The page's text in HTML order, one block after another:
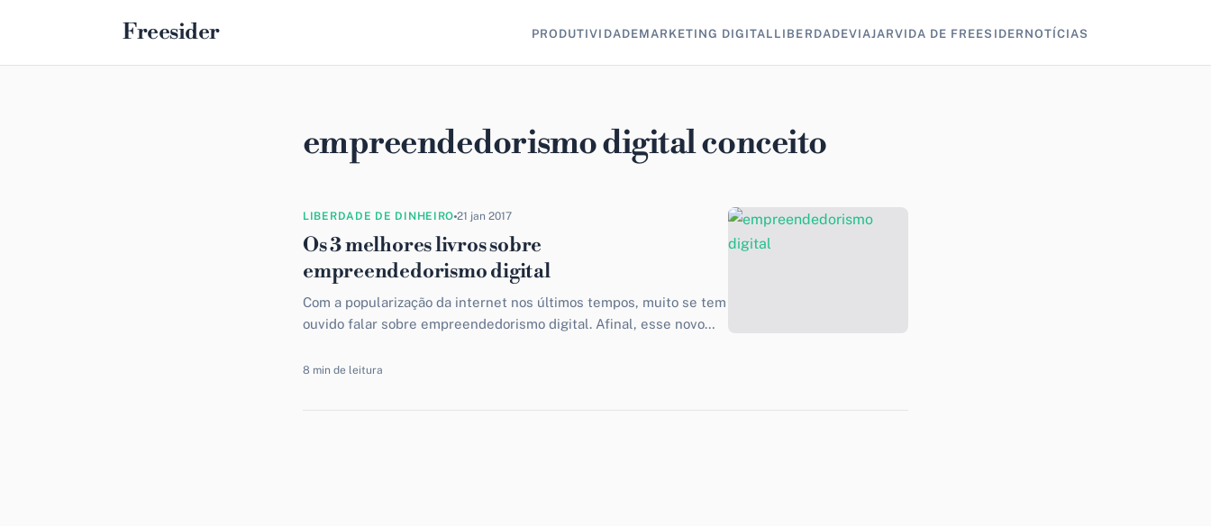
Freesider PRODUTIVIDADEMARKETING DIGITAL LIBERDADEVIAJARVIDA DE FREESIDER NOTÍCIAS
empreendedorismo digital conceito
LIBERDADE DE DINHEIRO 21 jan 2017
Os 3 melhores livros sobre
empreendedorismo digital
Com a popularização da internet nos últimos tempos, muito se tem
ouvido falar sobre empreendedorismo digital. Afinal, esse novo
8 min de leitura